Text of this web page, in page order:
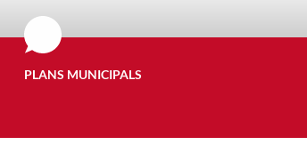
PLANS MUNICIPALS